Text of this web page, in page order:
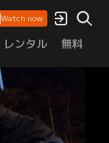
Watch now
レンタル 無料